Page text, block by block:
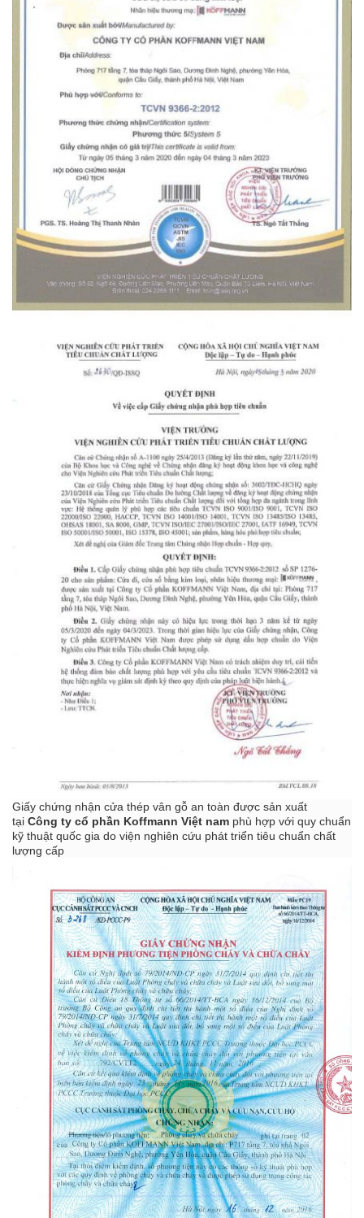
Giấy chứng nhận cửa thép vân gỗ an toàn được sản xuất
tại Công ty cổ phần Koffmann Việt nam phù hợp với quy chuẩn
kỹ thuật quốc gia do viện nghiên cứu phát triển tiêu chuẩn chất
lượng cấp